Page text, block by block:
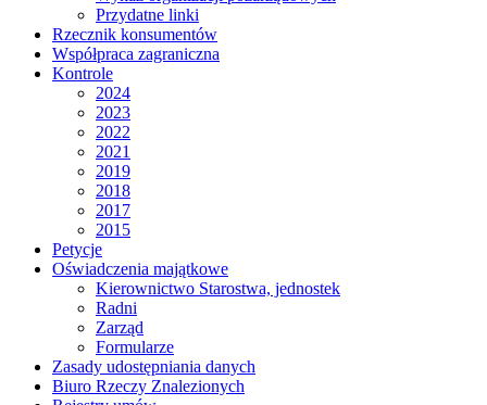
Przydatne linki
Rzecznik konsumentów
Współpraca zagraniczna
Kontrole
2024
2023
2022
2021
2019
2018
2017
2015
Petycje
Oświadczenia majątkowe
Kierownictwo Starostwa, jednostek
Radni
Zarząd
Formularze
Zasady udostępniania danych
Biuro Rzeczy Znalezionych